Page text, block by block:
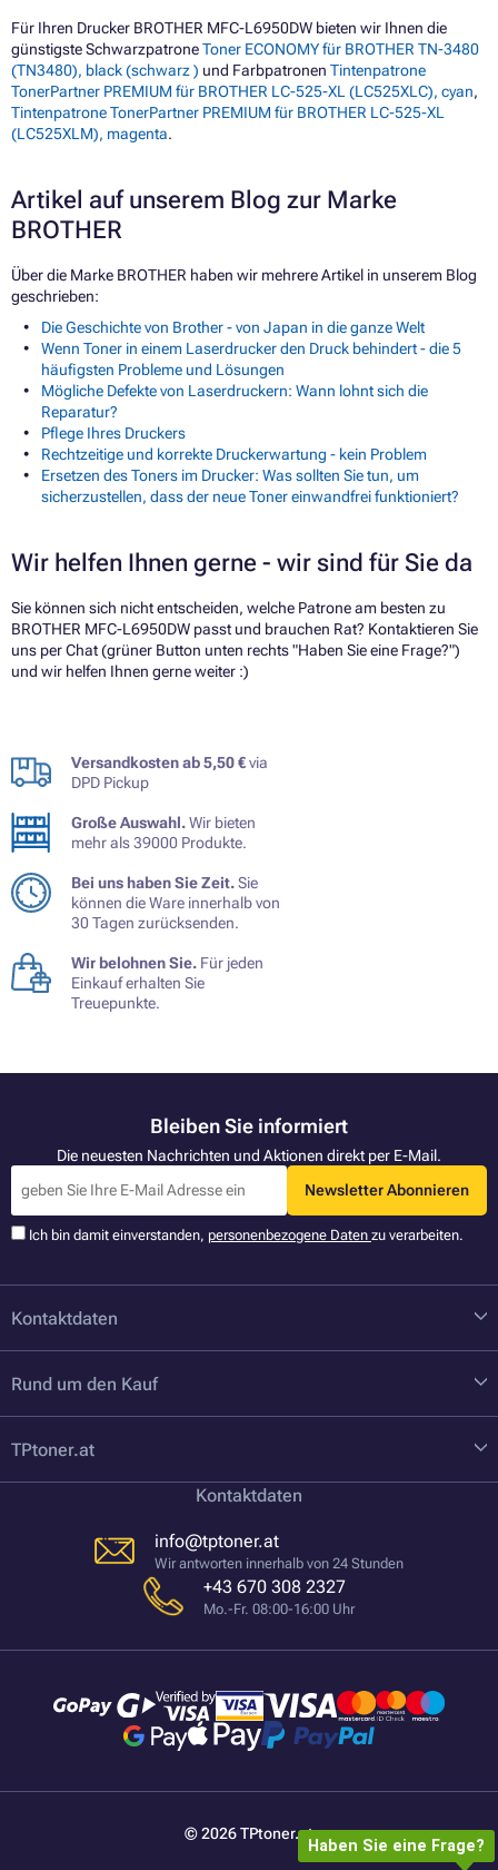
Für Ihren Drucker BROTHER MFC-L6950DW bieten wir Ihnen die
günstigste SchwarzpatroneToner ECONOMY für BROTHER TN-3480
(TN3480), black (schwarz ) und Farbpatronen Tintenpatrone
TonerPartner PREMIUM für BROTHER LC-525-XL (LC525XLC), cyan,
Tintenpatrone TonerPartner PREMIUM für BROTHER LC-525-XL
(LC525XLM), magenta.
Artikel auf unserem Blog zur Marke
BROTHER
Über die Marke BROTHER haben wir mehrere Artikel in unserem Blog
geschrieben:
Die Geschichte von Brother - von Japan in die ganze Welt
Wenn Toner in einem Laserdrucker den Druck behindert - die 5
häufigsten Probleme und Lösungen
Mögliche Defekte von Laserdruckern: Wann lohnt sich die
Reparatur?
Pflege Ihres Druckers
Rechtzeitige und korrekte Druckerwartung - kein Problem
Ersetzen des Toners im Drucker: Was sollten Sie tun, um
sicherzustellen, dass der neue Toner einwandfrei funktioniert?
Wir helfen Ihnen gerne - wir sind für Sie da
Sie können sich nicht entscheiden, welche Patrone am besten zu
BROTHER MFC-L6950DW passt und brauchen Rat? Kontaktieren Sie
uns per Chat (grüner Button unten rechts "Haben Sie eine Frage?")
und wir helfen Ihnen gerne weiter :)
Versandkosten ab 5,50 €via
DPD Pickup
Große Auswahl.Wir bieten
mehr als 39000 Produkte.
Bei uns haben Sie Zeit.Sie
können die Ware innerhalb von
30 Tagen zurücksenden.
Wir belohnen Sie. Für jeden
Einkauf erhalten Sie
Treuepunkte.
Bleiben Sie informiert
Die neuesten Nachrichten und Aktionen direkt per E-Mail.
Newsletter Abonnieren
Ich bin damit einverstanden, personenbezogene Daten zu verarbeiten.
Kontaktdaten
Rund um den Kauf
TPtoner.at
Kontaktdaten
info@tptoner.at
Wir antworten innerhalb von 24 Stunden
+43 670 308 2327
Mo.-Fr. 08:00-16:00 Uhr
© 2026 TPtoner.at
Haben Sie eine Frage?